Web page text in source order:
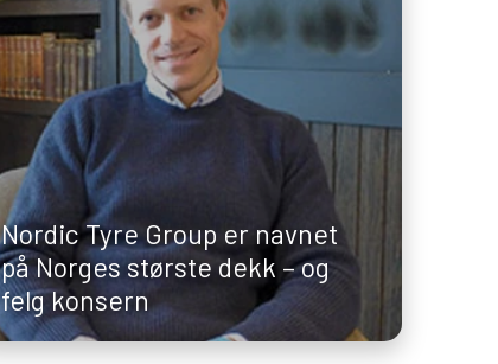
Nordic Tyre Group er navnet
på Norges største dekk – og
felg konsern